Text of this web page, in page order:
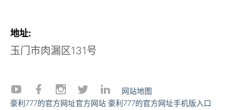
地址:
玉门市肉漏区131号
网站地图
豪利777的官方网址官方网站 豪利777的官方网址手机版入口